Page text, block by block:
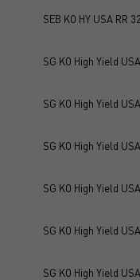
SEB KO HY USA RR
SG KO High Yield
SG KO High Yield
SG KO High Yield
SG KO High Yield
SG KO High Yield
SG KO High Yield